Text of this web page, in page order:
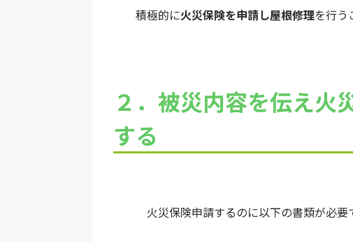
積極的に火災保険を申請し屋根修理を行う
２． 被災内容を伝え火
する
火災保険申請するのに以下の書類が必要で